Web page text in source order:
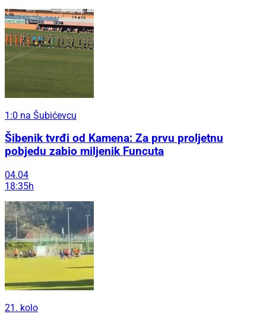
1:0 na Šubićevcu
Šibenik tvrđi od Kamena: Za prvu proljetnu
pobjedu zabio miljenik Funcuta
04.04
18:35h
21. kolo